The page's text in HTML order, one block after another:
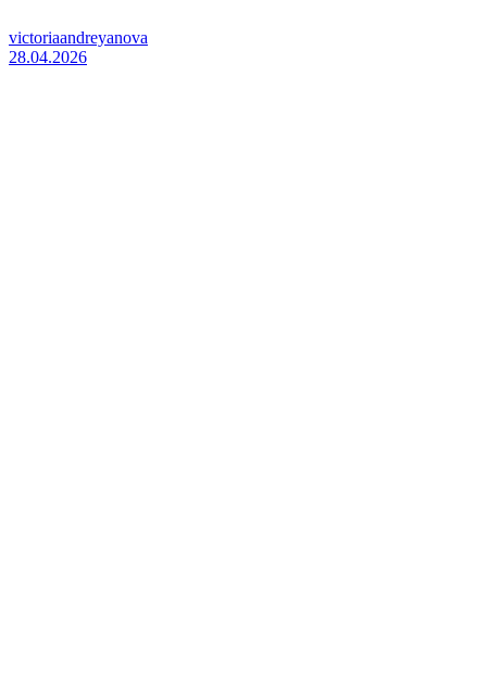
victoriaandreyanova
28.04.2026